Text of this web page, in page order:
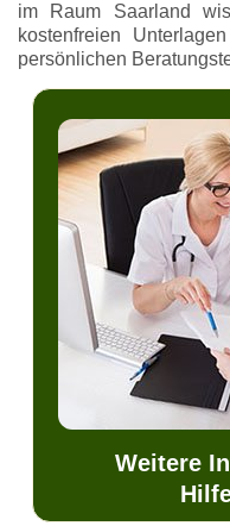
im Raum Saarland
kostenfreien
persönlichen
Weitere